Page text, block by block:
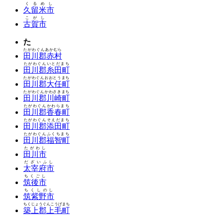
久留米市
くるめし
古賀市
こがし
た
田川郡赤村
たがわぐんあかむら
田川郡糸田町
たがわぐんいとだまち
田川郡大任町
たがわぐんおおとうまち
田川郡川崎町
たがわぐんかわさきまち
田川郡香春町
たがわぐんかわらまち
田川郡添田町
たがわぐんそえだまち
田川郡福智町
たがわぐんふくちまち
田川市
たがわし
太宰府市
だざいふし
筑後市
ちくごし
筑紫野市
ちくしのし
築上郡上毛町
ちくじょうぐんこうげまち